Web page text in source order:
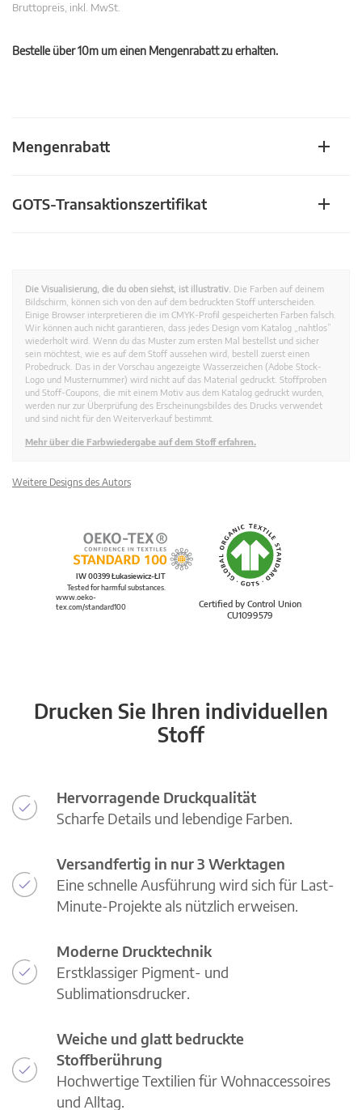
Bruttopreis, inkl. MwSt.
Bestelle über 10m um einen Mengenrabatt zu erhalten.
Mengenrabatt
GOTS-Transaktionszertifikat
Die Visualisierung, die du oben siehst, ist illustrativ. Die Farben auf deinem
Bildschirm, können sich von den auf dem bedruckten Stoff unterscheiden.
Einige Browser interpretieren die im CMYK-Profil gespeicherten Farben falsch.
Wir können auch nicht garantieren, dass jedes Design vom Katalog „nahtlos”
wiederholt wird. Wenn du das Muster zum ersten Mal bestellst und sicher
sein möchtest, wie es auf dem Stoff aussehen wird, bestell zuerst einen
Probedruck. Das in der Vorschau angezeigte Wasserzeichen (Adobe Stock-
Logo und Musternummer) wird nicht auf das Material gedruckt. Stoffproben
und Stoff-Coupons, die mit einem Motiv aus dem Katalog gedruckt wurden,
werden nur zur Überprüfung des Erscheinungsbildes des Drucks verwendet
und sind nicht für den Weiterverkauf bestimmt.
Mehr über die Farbwiedergabe auf dem Stoff erfahren.
Weitere Designs des Autors
Certified by Control Union
CU1099579
IW 00399 Łukasiewicz-ŁIT
Tested for harmful substances.
www.oeko-
tex.com/standard100
Drucken Sie Ihren individuellen
Stoff
Hervorragende Druckqualität
Scharfe Details und lebendige Farben.
Versandfertig in nur 3 Werktagen
Eine schnelle Ausführung wird sich für Last-
Minute-Projekte als nützlich erweisen.
Moderne Drucktechnik
Erstklassiger Pigment- und
Sublimationsdrucker.
Weiche und glatt bedruckte
Stoffberührung
Hochwertige Textilien für Wohnaccessoires
und Alltag.